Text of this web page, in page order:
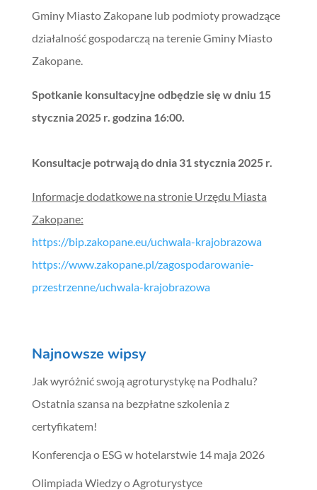
Gminy Miasto Zakopane lub podmioty prowadzące
działalność gospodarczą na terenie Gminy Miasto
Zakopane.
Spotkanie konsultacyjne odbędzie się w dniu 15
stycznia 2025 r. godzina 16:00.
Konsultacje potrwają do dnia 31 stycznia 2025 r.
Informacje dodatkowe na stronie Urzędu Miasta
Zakopane:
https://bip.zakopane.eu/uchwala-krajobrazowa
https://www.zakopane.pl/zagospodarowanie-
przestrzenne/uchwala-krajobrazowa
Najnowsze wipsy
Jak wyróżnić swoją agroturystykę na Podhalu?
Ostatnia szansa na bezpłatne szkolenia z
certyfikatem!
Konferencja o ESG w hotelarstwie 14 maja 2026
Olimpiada Wiedzy o Agroturystyce